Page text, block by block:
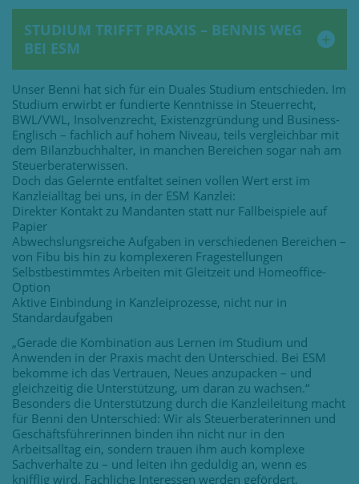
STUDIUM TRIFFT PRAXIS – BENNIS WEG
BEI ESM
Unser Benni hat sich für ein Duales Studium entschieden. Im
Studium erwirbt er fundierte Kenntnisse in Steuerrecht,
BWL/VWL, Insolvenzrecht, Existenzgründung und Business-
Englisch – fachlich auf hohem Niveau, teils vergleichbar mit
dem Bilanzbuchhalter, in manchen Bereichen sogar nah am
Steuerberaterwissen.
Doch das Gelernte entfaltet seinen vollen Wert erst im
Kanzleialltag bei uns, in der ESM Kanzlei:
Direkter Kontakt zu Mandanten statt nur Fallbeispiele auf
Papier
Abwechslungsreiche Aufgaben in verschiedenen Bereichen –
von Fibu bis hin zu komplexeren Fragestellungen
Selbstbestimmtes Arbeiten mit Gleitzeit und Homeoffice-
Option
Aktive Einbindung in Kanzleiprozesse, nicht nur in
Standardaufgaben
„Gerade die Kombination aus Lernen im Studium und
Anwenden in der Praxis macht den Unterschied. Bei ESM
bekomme ich das Vertrauen, Neues anzupacken – und
gleichzeitig die Unterstützung, um daran zu wachsen.“
Besonders die Unterstützung durch die Kanzleileitung macht
für Benni den Unterschied: Wir als Steuerberaterinnen und
Geschäftsführerinnen binden ihn nicht nur in den
Arbeitsalltag ein, sondern trauen ihm auch komplexe
Sachverhalte zu – und leiten ihn geduldig an, wenn es
knifflig wird. Fachliche Interessen werden gefördert,